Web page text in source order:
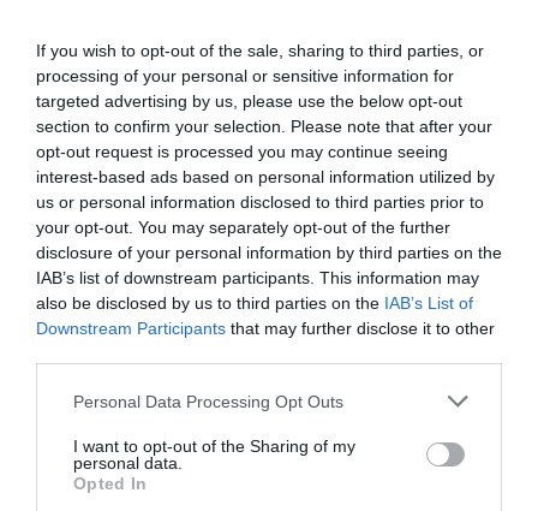
If you wish to opt-out of the sale, sharing to third parties, or
processing of your personal or sensitive information for
targeted advertising by us, please use the below opt-out
section to confirm your selection. Please note that after your
opt-out request is processed you may continue seeing
interest-based ads based on personal information utilized by
us or personal information disclosed to third parties prior to
your opt-out. You may separately opt-out of the further
disclosure of your personal information by third parties on the
IAB’s list of downstream participants. This information may
also be disclosed by us to third parties on the IAB’s List of
Downstream Participants that may further disclose it to other
Please note that this website/app uses one or more Google
not limited to your visit or usage behaviour. You may click to
grant or deny consent to Google and its third-party tags to
use your data for below specified purposes in below Google
Personal Data Processing Opt Outs
I want to opt-out of the Sharing of my
personal data.
Opted In
ETAPAS Y RECORRIDO DE UNA VUELTA FEMENINA
2026 QUE CULMINARÁ EN EL ANGLIRÚ
La Vuelta Femenina 2026 by Carrefour.es arrancará el
próximo domingo 3 de mayo y se disputará hasta el sábado
Leer Más